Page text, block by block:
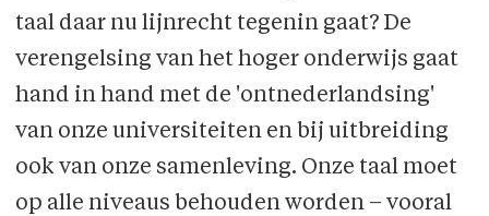
taal daar nu lijnrecht tegenin gaat? De
verengelsing van het hoger onderwijs gaat
hand in hand met de 'ontnederlandsing'
van onze universiteiten en bij uitbreiding
ook van onze samenleving. Onze taal moet
op alle niveaus behouden worden – vooral